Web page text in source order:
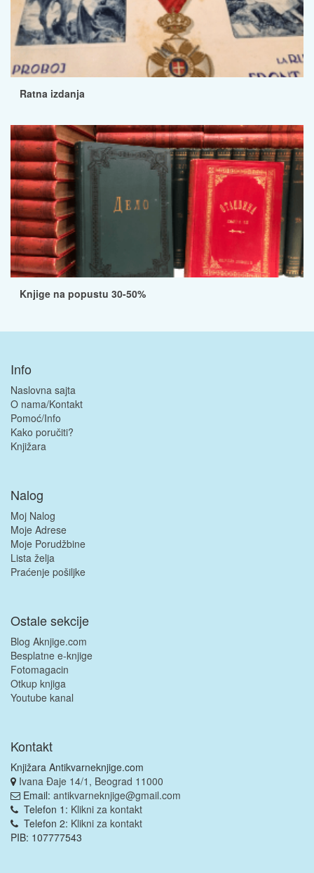
Ratna izdanja
Knjige na popustu 30-50%
Info
Naslovna sajta
O nama/Kontakt
Pomoć/Info
Kako poručiti?
Knjižara
Nalog
Moj Nalog
Moje Adrese
Moje Porudžbine
Lista želja
Praćenje pošiljke
Ostale sekcije
Blog Aknjige.com
Besplatne e-knjige
Fotomagacin
Otkup knjiga
Youtube kanal
Kontakt
Knjižara Antikvarneknjige.com
Ivana Đaje 14/1, Beograd 11000
Email: antikvarneknjige@gmail.com
Telefon 1: Klikni za kontakt
Telefon 2: Klikni za kontakt
PIB: 107777543